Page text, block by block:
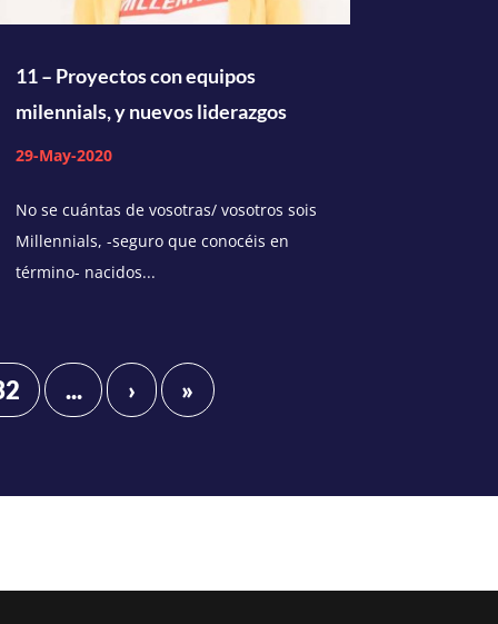
11 – Proyectos con equipos
milennials, y nuevos liderazgos
29-May-2020
No se cuántas de vosotras/ vosotros sois
Millennials, -seguro que conocéis en
término- nacidos...
... › »